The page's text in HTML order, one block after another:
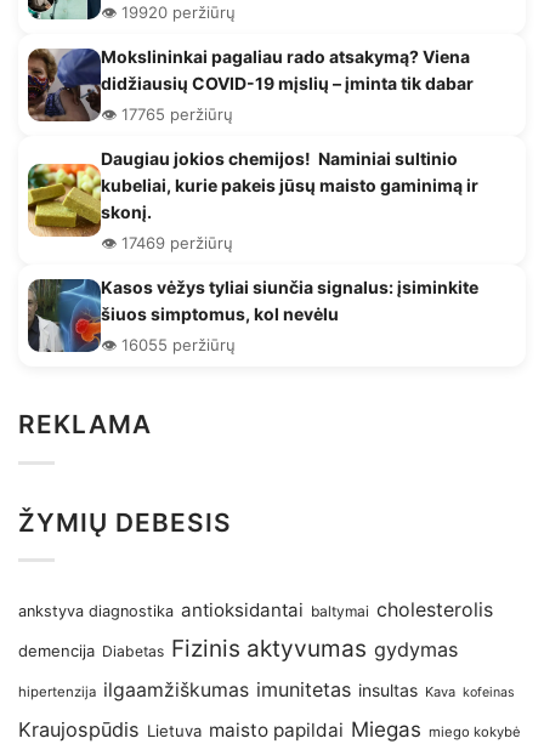
👁️ 19920 peržiūrų
Mokslininkai pagaliau rado atsakymą? Viena
didžiausių COVID-19 mįslių – įminta tik dabar
👁️ 17765 peržiūrų
Daugiau jokios chemijos! Naminiai sultinio
kubeliai, kurie pakeis jūsų maisto gaminimą ir
skonį.
👁️ 17469 peržiūrų
Kasos vėžys tyliai siunčia signalus: įsiminkite
šiuos simptomus, kol nevėlu
👁️ 16055 peržiūrų
REKLAMA
ŽYMIŲ DEBESIS
ankstyva diagnostika antioksidantai baltymai cholesterolis
demencija Diabetas Fizinis aktyvumas gydymas
hipertenzija ilgaamžiškumas imunitetas insultas Kava kofeinas
Kraujospūdis Lietuva maisto papildai Miegas miego kokybė